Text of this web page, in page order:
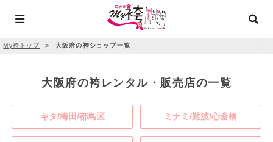
My袴トップ ＞ 大阪府の袴ショップ一覧
大阪府の袴レンタル・販売店の一覧
キタ/梅田/都島区 ミナミ/難波/心斎橋